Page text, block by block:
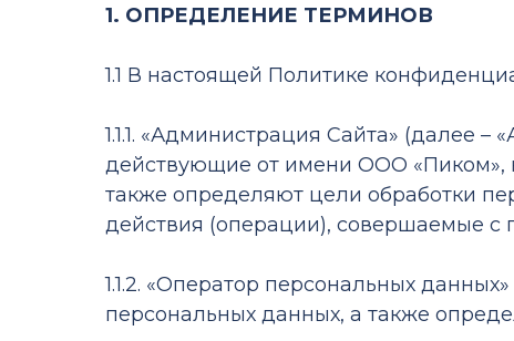
1. ОПРЕДЕЛЕНИЕ ТЕРМИНОВ
1.1 В настоящей Политике
1.1.1. «Администрация Сайта» (далее
действующие от имени ООО «Пиком»,
также определяют цели обработки
действия (операции), совершаемые
1.1.2. «Оператор персональных
персональных данных, а также